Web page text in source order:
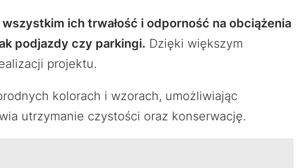
ich trwałość i odporność na obciążenia
podjazdy czy parkingi. Dzięki większym
projektu.
kolorach i wzorach, umożliwiając
utrzymanie czystości oraz konserwację.